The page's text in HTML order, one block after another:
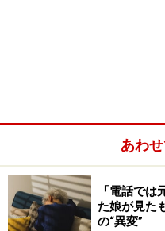
んですが、今日は遅くな
も夕飯を食べずに待って
っても、私が帰るまで夕
母の年金と私の給料でや
『娘に食べさせてもらっ
あわ
「電話で
た娘が見た
の“異変”